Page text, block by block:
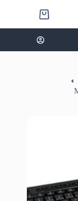
Shopping
cart